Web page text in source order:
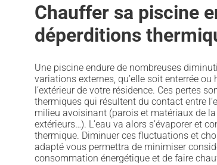
Chauffer sa piscine
déperditions
Une piscine endure de nombreuses
variations externes, qu’elle soit enterrée ou
l’extérieur de votre résidence. Ces pertes
thermiques qui résultent du contact entre
milieu avoisinant (parois et matériaux de
extérieurs…). L’eau va alors s’évaporer et
thermique. Diminuer ces fluctuations et
adapté vous permettra de minimiser
consommation énergétique et de faire